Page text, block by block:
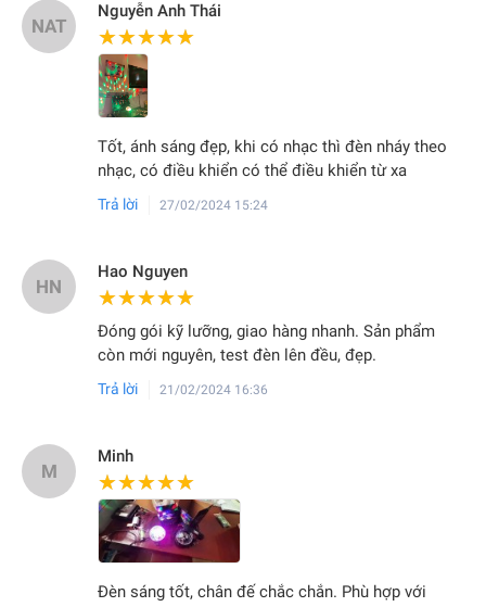
NAT
Nguyễn Anh Thái
★★★★★
★★★★★
Tốt, ánh sáng đẹp, khi có nhạc thì đèn nháy theo
nhạc, có điều khiển có thể điều khiển từ xa
Trả lời 27/02/2024 15:24
HN
Hao Nguyen
★★★★★
★★★★★
Đóng gói kỹ lưỡng, giao hàng nhanh. Sản phẩm
còn mới nguyên, test đèn lên đều, đẹp.
Trả lời 21/02/2024 16:36
M
Minh
★★★★★
★★★★★
Đèn sáng tốt, chân đế chắc chắn. Phù hợp với